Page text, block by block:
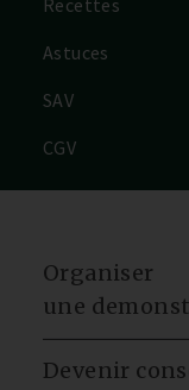
Recettes
Astuces
SAV
CGV
Organiser
une
Devenir